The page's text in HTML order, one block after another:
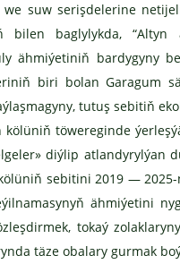
suw serişdelerine
bilen baglylykda, “Altyn
ähmiýetiniň bardygyny
biri bolan Garagum
tutuş sebitiň
kölüniň töwereginde
diýlip
sebitini 2019 —
ähmiýetini
tokaý
täze obalary gurmak